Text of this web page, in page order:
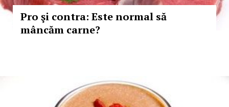
Pro şi contra: Este normal să
mâncăm carne?